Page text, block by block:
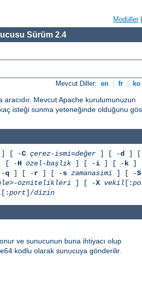
Modüller|
Sürüm 2.4
Mevcut Diller: en fr ko
Mevcut Apache kurulumunuzun
isteği sunma yeteneğinde olduğunu
] [ -C çerez-ismi=değer ] [ -d ] [
[ -H özel-başlık ] [ -i ] [ - k ]
q ] [ -r ] [ -s zamanasimi ] [ -S
öznitelikleri ] [ -X vekil [:
[:port]/dizin
ve sunucunun buna ihtiyacı olup
kodlu olarak sunucuya gönderilir.